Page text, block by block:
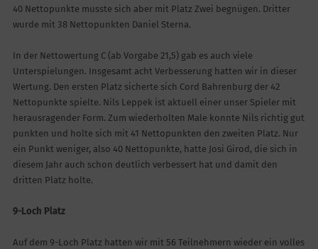
40 Nettopunkte musste sich aber mit Platz Zwei begnügen. Dritter
wurde mit 38 Nettopunkten Daniel Sterna.
In der Nettowertung C (ab Vorgabe 21,5) gab es auch viele
Unterspielungen. Insgesamt acht Verbesserung hatten wir in dieser
Wertung. Den ersten Platz sicherte sich Cord Bahrenburg der 42
Nettopunkte spielte. Nils Leppek ist aktuell einer unser Spieler mit
herausragender Form. Zum wiederholten Male konnte Nils richtig gut
punkten und holte sich mit 41 Nettopunkten den zweiten Platz. Nur
ein Punkt weniger, also 40 Nettopunkte, hatte Josi Girod, die sich in
diesem Jahr auch schon deutlich verbessert hat und damit den
dritten Platz holte.
9-Loch Platz
Auf dem 9-Loch Platz hatten wir mit 56 Teilnehmern wieder ein volles